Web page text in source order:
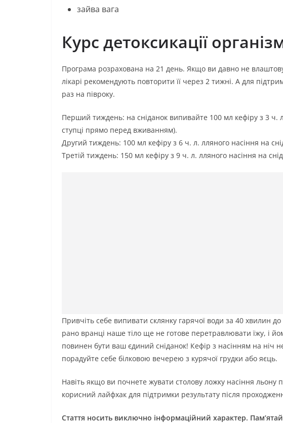
зайва вага
Курс детоксикації
Програма розрахована на 21 день. Якщо ви давно не
лікарі рекомендують повторити її через 2 тижні. А для
раз на півроку.
Перший тиждень: на сніданок випивайте 100 мл кефіру з 3 ч.
ступці прямо перед вживанням).
Другий тиждень: 100 мл кефіру з 6 ч. л. лляного насіння на
Третій тиждень: 150 мл кефіру з 9 ч. л. лляного насіння на
Привчіть себе випивати склянку гарячої води за 40 хвилин
рано вранці наше тіло ще не готове перетравлювати їжу, і
повинен бути ваш єдиний сніданок! Кефір з насінням на ніч
порадуйте себе білковою вечерею з курячої грудки або яєць.
Навіть якщо ви почнете жувати столову ложку насіння льону
корисний лайфхак для підтримки результату після
Стаття носить виключно інформаційний характер.